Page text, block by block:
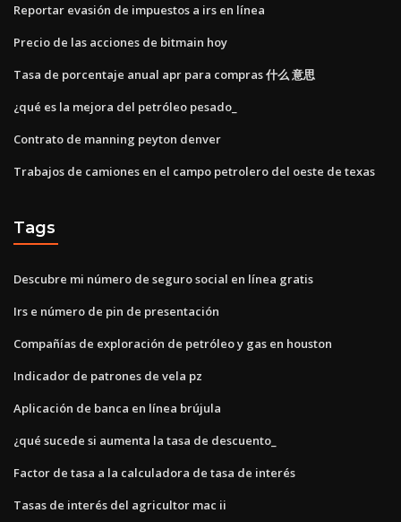
Reportar evasión de impuestos a irs en línea
Precio de las acciones de bitmain hoy
Tasa de porcentaje anual apr para compras 什么 意思
¿qué es la mejora del petróleo pesado_
Contrato de manning peyton denver
Trabajos de camiones en el campo petrolero del oeste de texas
Tags
Descubre mi número de seguro social en línea gratis
Irs e número de pin de presentación
Compañías de exploración de petróleo y gas en houston
Indicador de patrones de vela pz
Aplicación de banca en línea brújula
¿qué sucede si aumenta la tasa de descuento_
Factor de tasa a la calculadora de tasa de interés
Tasas de interés del agricultor mac ii